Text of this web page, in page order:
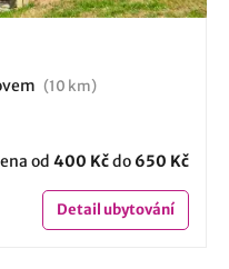
(10 km)
od 400 Kčdo 650 Kč
Detailubytování